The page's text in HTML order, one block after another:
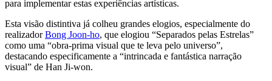
para implementar estas experiências artísticas.
Esta visão distintiva já colheu grandes elogios, especialmente do
realizadorBong Joon-ho, que elogiou “Separados pelas Estrelas”
como uma “obra-prima visual que te leva pelo universo”,
destacando especificamente a “intrincada e fantástica narração
visual” de Han Ji-won.